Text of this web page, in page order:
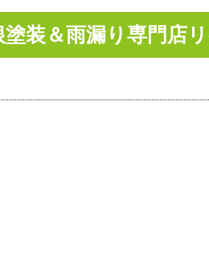
装＆雨漏り専門店